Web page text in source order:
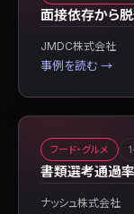
面接依存から
JMDC株式会社
事例を読む →
フード・グルメ
書類選考通過
ナッシュ株式会社